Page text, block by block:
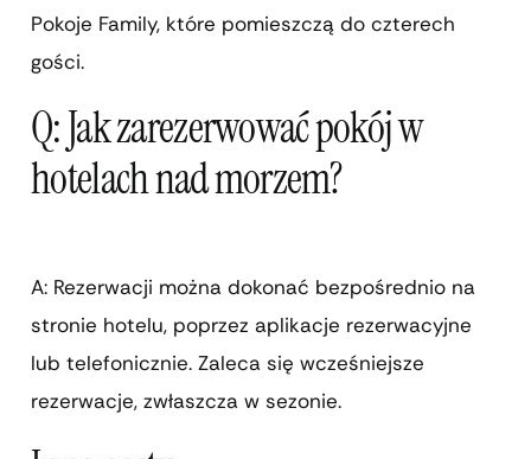
Pokoje Family, które pomieszczą do czterech
gości.
Q: Jak zarezerwować pokój w
hotelach nad morzem?
A: Rezerwacji można dokonać bezpośrednio na
stronie hotelu, poprzez aplikacje rezerwacyjne
lub telefonicznie. Zaleca się wcześniejsze
rezerwacje, zwłaszcza w sezonie.